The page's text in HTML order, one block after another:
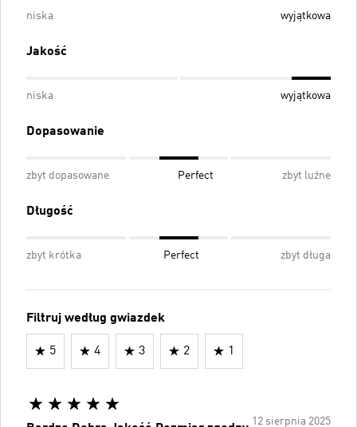
niska wyjątkowa
Jakość
niska wyjątkowa
Dopasowanie
zbyt dopasowane Perfect zbyt luźne
Długość
zbyt krótka Perfect zbyt długa
Filtruj według gwiazdek
5 4 3 2 1
12 sierpnia 2025